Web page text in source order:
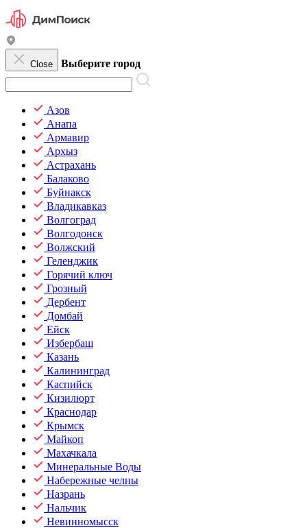
Close Выберите город
Азов
Анапа
Армавир
Архыз
Астрахань
Балаково
Буйнакск
Владикавказ
Волгоград
Волгодонск
Волжский
Геленджик
Горячий ключ
Грозный
Дербент
Домбай
Ейск
Избербаш
Казань
Калининград
Каспийск
Кизилюрт
Краснодар
Крымск
Майкоп
Махачкала
Минеральные Воды
Набережные челны
Назрань
Нальчик
Невинномысск